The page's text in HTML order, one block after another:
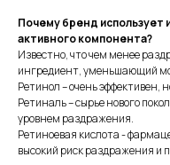
Почему бренд использует
активного компонента?
Известно, что чем менее
ингредиент, уменьшающий
Ретинол – очень эффективен,
Ретиналь – сырье нового
уровнем раздражения.
Ретиноевая кислота -
высокий риск раздражения и